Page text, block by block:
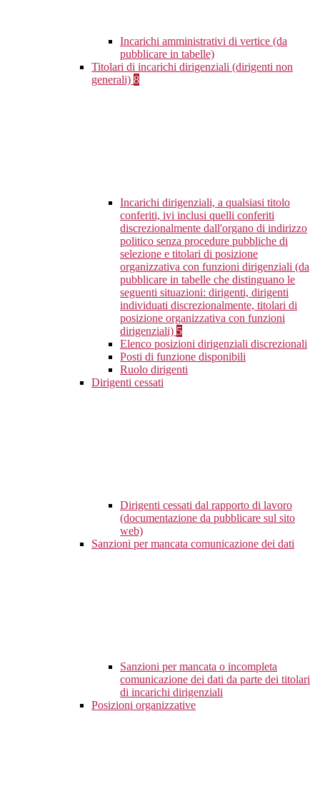
Incarichi amministrativi di vertice (da
pubblicare in tabelle)
Titolari di incarichi dirigenziali (dirigenti non
generali) 8
Incarichi dirigenziali, a qualsiasi titolo
conferiti, ivi inclusi quelli conferiti
discrezionalmente dall'organo di indirizzo
politico senza procedure pubbliche di
selezione e titolari di posizione
organizzativa con funzioni dirigenziali (da
pubblicare in tabelle che distinguano le
seguenti situazioni: dirigenti, dirigenti
individuati discrezionalmente, titolari di
posizione organizzativa con funzioni
dirigenziali) 5
Elenco posizioni dirigenziali discrezionali
Posti di funzione disponibili
Ruolo dirigenti
Dirigenti cessati
Dirigenti cessati dal rapporto di lavoro
(documentazione da pubblicare sul sito
web)
Sanzioni per mancata comunicazione dei dati
Sanzioni per mancata o incompleta
comunicazione dei dati da parte dei titolari
di incarichi dirigenziali
Posizioni organizzative